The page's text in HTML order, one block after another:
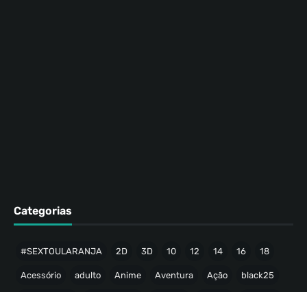
Categorias
#SEXTOULARANJA 2D 3D 10 12 14 16 18
Acessório adulto Anime Aventura Ação black25